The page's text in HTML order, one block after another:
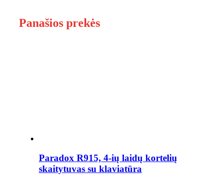
Panašios prekės
Paradox R915, 4-ių laidų kortelių
skaitytuvas su klaviatūra